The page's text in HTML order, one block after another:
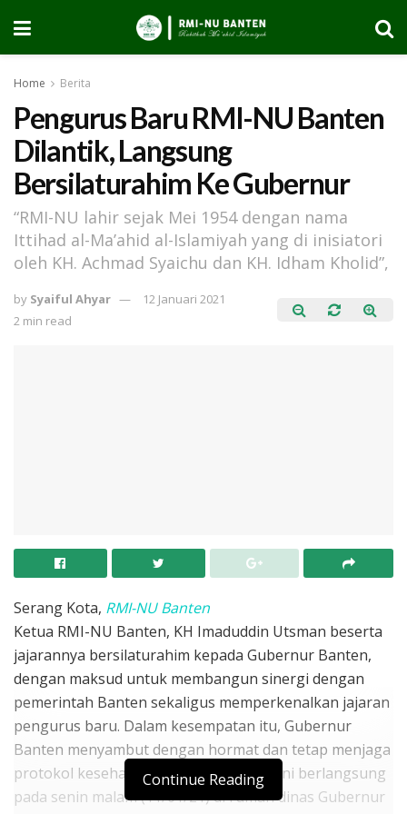
Home Berita
Pengurus Baru RMI-NU Banten
Dilantik, Langsung
Bersilaturahim Ke Gubernur
“RMI-NU lahir sejak Mei 1954 dengan nama
Ittihad al-Ma’ahid al-Islamiyah yang di inisiatori
oleh KH. Achmad Syaichu dan KH. Idham Kholid”,
by Syaiful Ahyar
12 Januari 2021
2 min read
Serang Kota, RMI-NU Banten
Ketua RMI-NU Banten, KH Imaduddin Utsman beserta
jajarannya bersilaturahim kepada Gubernur Banten,
dengan maksud untuk membangun sinergi dengan
pemerintah Banten sekaligus memperkenalkan jajaran
pengurus baru. Dalam kesempatan itu, Gubernur
Banten menyambut dengan hormat dan tetap menjaga
protokol kesehatan. Acara silaturahim ini berlangsung
pada senin malam (11/01/21) di rumah dinas Gubernur
Continue Reading